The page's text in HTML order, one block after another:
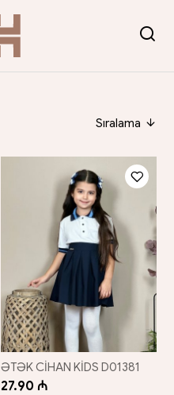
Sıralama
ƏTƏK CİHAN KİDS D01381
27.90 ₼